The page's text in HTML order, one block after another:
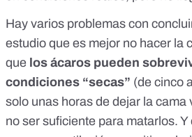
Hay varios problemas con
estudio que es mejor no hacer la
que los ácaros pueden
condiciones “secas” (de cinco
solo unas horas de dejar la cama
no ser suficiente para matarlos. Y